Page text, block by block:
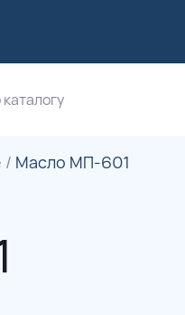
/ Масло МП-601